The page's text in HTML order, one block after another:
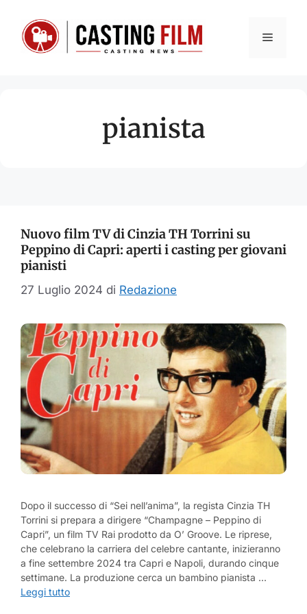
contenuto
Menu
pianista
Nuovo film TV di Cinzia TH Torrini su
Peppino di Capri: aperti i casting per giovani
pianisti
27 Luglio 2024 di Redazione
Dopo il successo di “Sei nell’anima”, la regista Cinzia TH
Torrini si prepara a dirigere “Champagne – Peppino di
Capri”, un film TV Rai prodotto da O’ Groove. Le riprese,
che celebrano la carriera del celebre cantante, inizieranno
a fine settembre 2024 tra Capri e Napoli, durando cinque
settimane. La produzione cerca un bambino pianista …
Leggi tutto